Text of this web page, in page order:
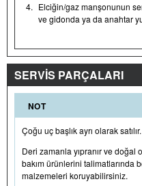
4. Elciğin/gaz manşonunun
ve gidonda ya da anahtar
SERVİS PARÇALARI
NOT
Çoğu uç başlık ayrı olarak satılır.
Deri zamanla yıpranır ve doğal
bakım ürünlerini talimatlarında
malzemeleri koruyabilirsiniz.